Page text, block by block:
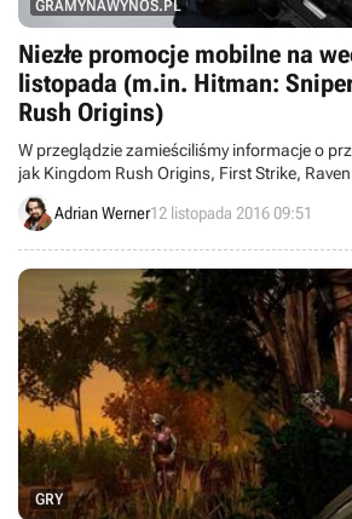
GRAMYNAWYNOS.PL
Niezłe promocje mobilne na
listopada (m.in. Hitman:
Rush Origins)
W przeglądzie zamieściliśmy informacje o
jak Kingdom Rush Origins, First Strike,
Estellion, Death Worm, Table Tennis Touch,
Tengami.Adrian Werner12 listopada 2016 09:51
GRY